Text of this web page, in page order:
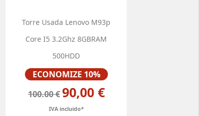
Torre Usada Lenovo M93p
Core I5 3.2Ghz 8GBRAM
500HDD
Preço
ECONOMIZE 10%
100.00 €90,00 €
IVA incluido*